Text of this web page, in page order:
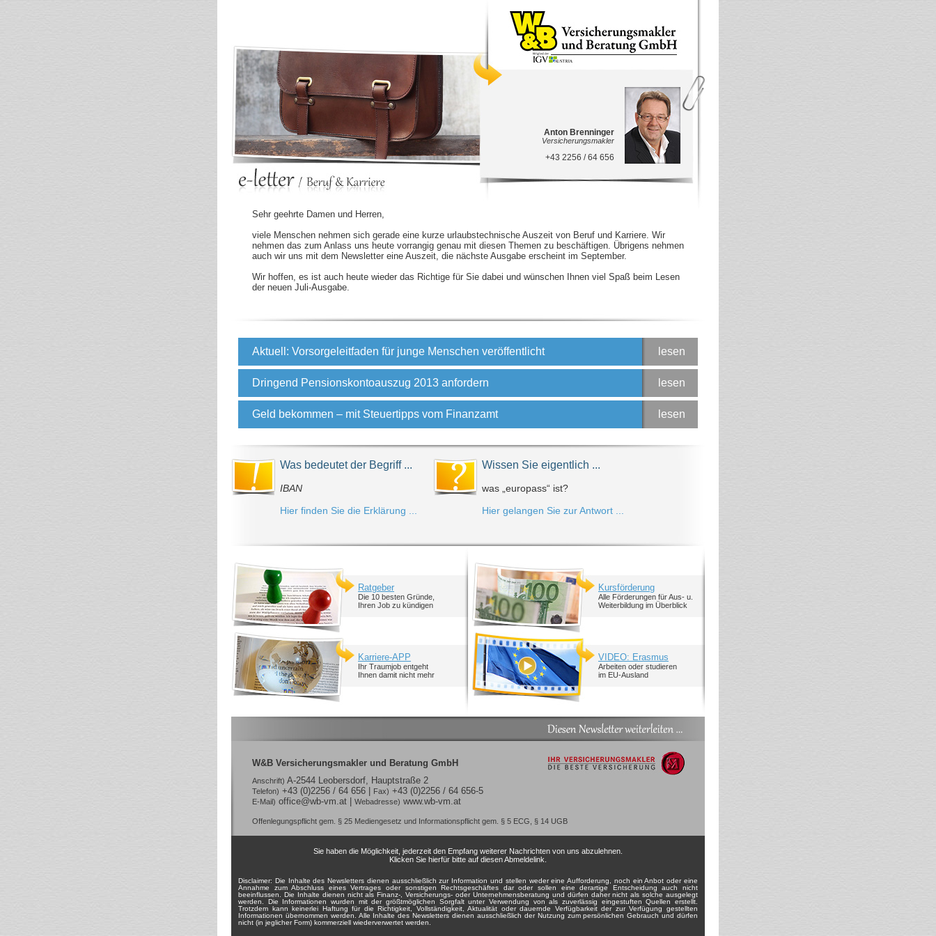
Anton Brenninger
Versicherungsmakler
+43 2256 / 64 656
Sehr geehrte Damen und Herren,
viele Menschen nehmen sich gerade eine kurze urlaubstechnische Auszeit von Beruf und Karriere. Wir
nehmen das zum Anlass uns heute vorrangig genau mit diesen Themen zu beschäftigen. Übrigens nehmen
auch wir uns mit dem Newsletter eine Auszeit, die nächste Ausgabe erscheint im September.
Wir hoffen, es ist auch heute wieder das Richtige für Sie dabei und wünschen Ihnen viel Spaß beim Lesen
der neuen Juli-Ausgabe.
Aktuell: Vorsorgeleitfaden für junge Menschen veröffentlicht lesen
Dringend Pensionskontoauszug 2013 anfordern lesen
Geld bekommen – mit Steuertipps vom Finanzamt lesen
Was bedeutet der Begriff ...
IBAN
Hier finden Sie die Erklärung ...
Wissen Sie eigentlich ...
was „europass“ ist?
Hier gelangen Sie zur Antwort ...
Ratgeber
Die 10 besten Gründe,
Ihren Job zu kündigen
Karriere-APP
Ihr Traumjob entgeht
Ihnen damit nicht mehr
Kursförderung
Alle Förderungen für Aus- u.
Weiterbildung im Überblick
VIDEO: Erasmus
Arbeiten oder studieren
im EU-Ausland
W&B Versicherungsmakler und Beratung GmbH
Anschrift) A-2544 Leobersdorf, Hauptstraße 2
Telefon) +43 (0)2256 / 64 656 | Fax) +43 (0)2256 / 64 656-5
E-Mail) office@wb-vm.at Webadresse) www.wb-vm.at
Offenlegungspflicht gem. § 25 Mediengesetz und Informationspflicht gem. § 5 ECG, § 14 UGB
Sie haben die Möglichkeit, jederzeit den Empfang weiterer Nachrichten von uns abzulehnen.
Klicken Sie hierfür bitte auf diesenAbmeldelink
Disclaimer: Die Inhalte des Newsletters dienen ausschließlich zur Information und stellen weder eine Aufforderung, noch ein Anbot oder eine
Annahme zum Abschluss eines Vertrages oder sonstigen Rechtsgeschäftes dar oder sollen eine derartige Entscheidung auch nicht
beeinflussen. Die Inhalte dienen nicht als Finanz-, Versicherungs- oder Unternehmensberatung und dürfen daher nicht als solche ausgelegt
werden. Die Informationen wurden mit der größtmöglichen Sorgfalt unter Verwendung von als zuverlässig eingestuften Quellen erstellt.
Trotzdem kann keinerlei Haftung für die Richtigkeit, Vollständigkeit, Aktualität oder dauernde Verfügbarkeit der zur Verfügung gestellten
Informationen übernommen werden. Alle Inhalte des Newsletters dienen ausschließlich der Nutzung zum persönlichen Gebrauch und dürfen
nicht (in jeglicher Form) kommerziell wiederverwertet werden.